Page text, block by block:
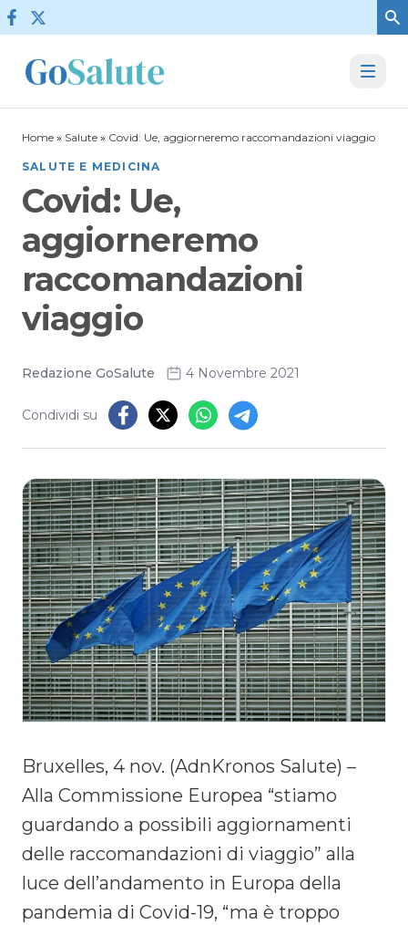
Vai al contenuto
Home » Salute » Covid: Ue, aggiorneremo raccomandazioni viaggio
SALUTE E MEDICINA
Covid: Ue,
aggiorneremo
raccomandazioni
viaggio
Redazione GoSalute 4 Novembre 2021
Condividi su
Bruxelles, 4 nov. (AdnKronos Salute) –
Alla Commissione Europea “stiamo
guardando a possibili aggiornamenti
delle raccomandazioni di viaggio” alla
luce dell’andamento in Europa della
pandemia di Covid-19, “ma è troppo